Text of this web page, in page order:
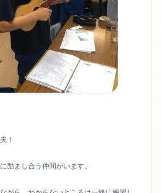
！
励まし合う仲間がいます。